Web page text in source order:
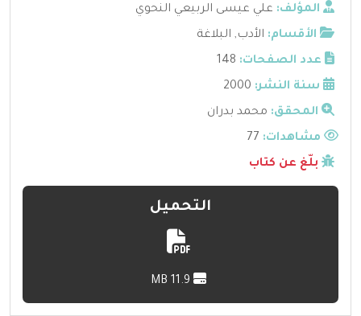
المؤلف: علي عيسى الربيعي النحوي
الأقسام: الأدب, البلاغة
عدد الصفحات: 148
سنة النشر: 2000
المحقق: محمد بدران
مشاهدات:
بلّغ عن كتاب
التحميل